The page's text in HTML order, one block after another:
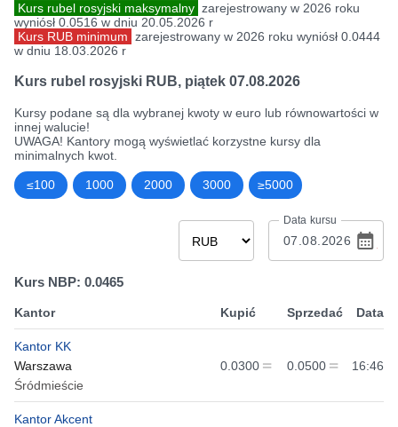
Kurs rubel rosyjski maksymalny zarejestrowany w 2026 roku
wyniósł 0.0516 w dniu 20.05.2026 r
Kurs RUB minimum zarejestrowany w 2026 roku wyniósł 0.0444
w dniu 18.03.2026 r
Kurs rubel rosyjski RUB, piątek 07.08.2026
Kursy podane są dla wybranej kwoty w euro lub równowartości w
innej walucie!
UWAGA! Kantory mogą wyświetlać korzystne kursy dla
minimalnych kwot.
≤100 1000 2000 3000 ≥5000
Data kursu
Kurs NBP: 0.0465
Kantor Kupić Sprzedać Data
Kantor KK
Warszawa
Śródmieście
0.0300 0.0500 16:46
Kantor Akcent